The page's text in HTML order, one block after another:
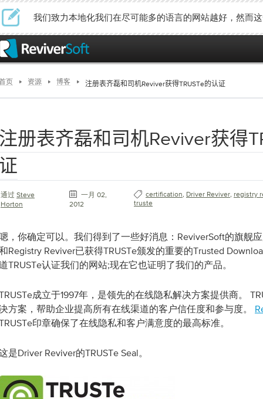
我们致力本地化我们在尽可能多的语言的网站越好，然而
页 资源 博客 注册表齐磊和司机Reviver获得TRUSTe的认证
册表齐磊和司机Reviver获得
通过 Steve
Horton
一月 02,
2012
certification, Driver Reviver, registry
truste
，你确定可以。我们得到了一些好消息：ReviverSoft的旗舰
Registry Reviver已获得TRUSTe颁发的重要的Trusted
TRUSTe认证我们的网站;现在它也证明了我们的产品。
成立于1997年，是领先的在线隐私解决方案提供商。
方案，帮助企业提高所有在线渠道的客户信任度和参与度。
印章确保了在线隐私和客户满意度的最高标准。
是Driver Reviver的TRUSTe Seal。